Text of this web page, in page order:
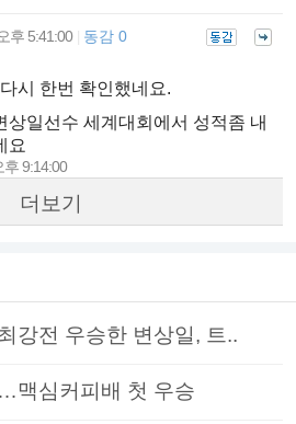
후 5:41:00 동감 0
시 한번 확인했네요.
상일선수 세계대회에서 성적좀 내
요
후 9:14:00
더보기
강전 우승한 변상일, 트..
맥심커피배 첫 우승